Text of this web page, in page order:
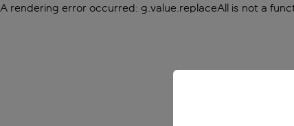
A rendering error occurred: g.value.replaceAll is not a